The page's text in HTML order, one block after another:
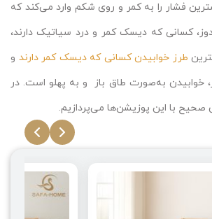
فشار را به کمر و روی شکم وارد می‌کند که
کسانی که دیسک کمر و درد سیاتیک دارند،
طرز خوابیدن کسانی که دیسک کمر دارند و
خوابیدن به‌صورت طاق باز و به پهلو است. در
صحیح با این پوزیشن‌ها می‌پردازیم.